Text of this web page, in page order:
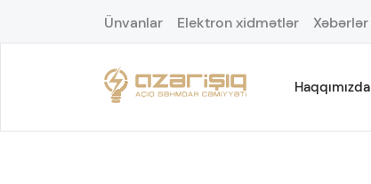
Ünvanlar Elektron xidmətlər Xəbərlər
Haqqımızda